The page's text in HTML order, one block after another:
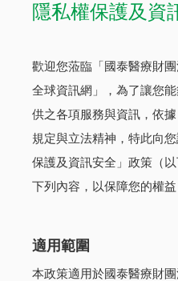
隱私權保護及資
歡迎您蒞臨「國泰醫療財
全球資訊網」，為了讓您
供之各項服務與資訊，依
規定與立法精神，特此向
保護及資訊安全」政策（
下列內容，以保障您的權益
適用範圍
本政策適用於國泰醫療財